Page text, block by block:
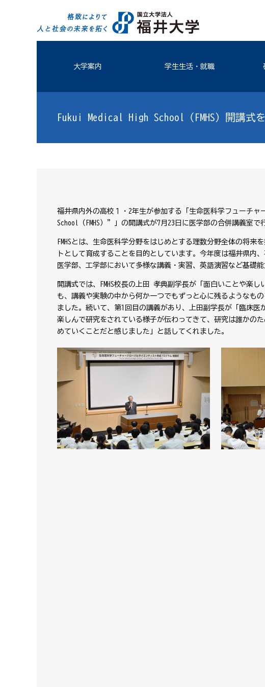
大学案内 学生生活・就職
Fukui Medical High School（FMHS）開講式
福井県内外の高校１・2年生が参加する「生命医科学フューチ
School（FMHS）”」の開講式が7月23日に医学部の合併講義室で
FMHSとは、生命医科学分野をはじめとする理数分野全体の将
トとして育成することを目的としています。今年度は福井県内
医学部、工学部において多様な講義・実習、英語演習など基礎
開講式では、FMHS校長の上田 孝典副学長が「面白いことや楽
も、講義や実験の中から何か一つでもずっと心に残るようなも
ました。続いて、第1回目の講義があり、上田副学長が「臨床
楽しんで研究をされている様子が伝わってきて、研究は誰かの
めていくことだと感じました」と話してくれました。